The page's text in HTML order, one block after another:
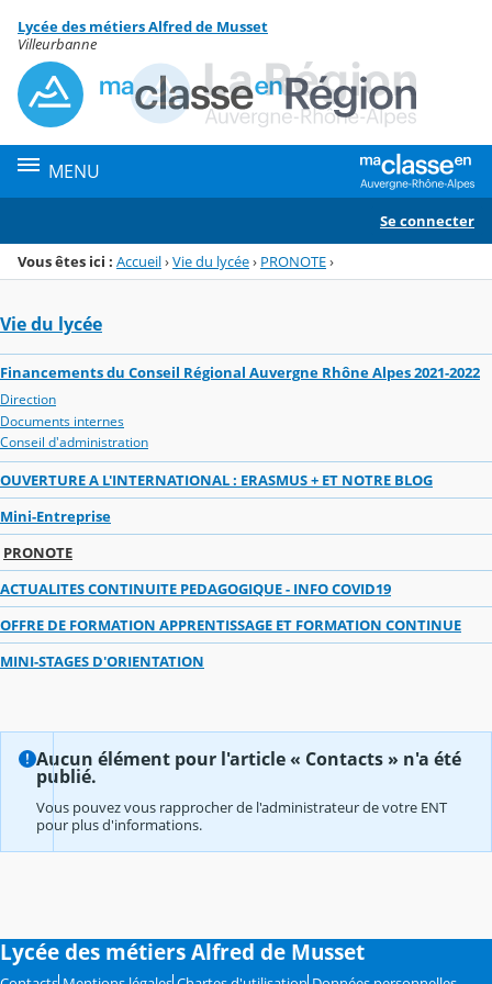
Menu de la rubrique
Contenu
Lycée des métiers Alfred de Musset
Villeurbanne
MENU
Se connecter
Vous êtes ici : Accueil›Vie du lycée› PRONOTE›
Vie du lycée
Financements du Conseil Régional Auvergne Rhône Alpes 2021-2022
Direction
Documents internes
Conseil d'administration
OUVERTURE A L'INTERNATIONAL : ERASMUS + ET NOTRE BLOG
Mini-Entreprise
PRONOTE
ACTUALITES CONTINUITE PEDAGOGIQUE - INFO COVID19
OFFRE DE FORMATION APPRENTISSAGE ET FORMATION CONTINUE
MINI-STAGES D'ORIENTATION
Aucun élément pour l'article « Contacts » n'a été
publié.
Vous pouvez vous rapprocher de l'administrateur de votre ENT
pour plus d'informations.
Lycée des métiers Alfred de Musset